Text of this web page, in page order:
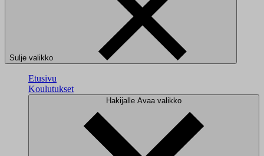
Sulje valikko
Etusivu
Koulutukset
Hakijalle Avaa valikko